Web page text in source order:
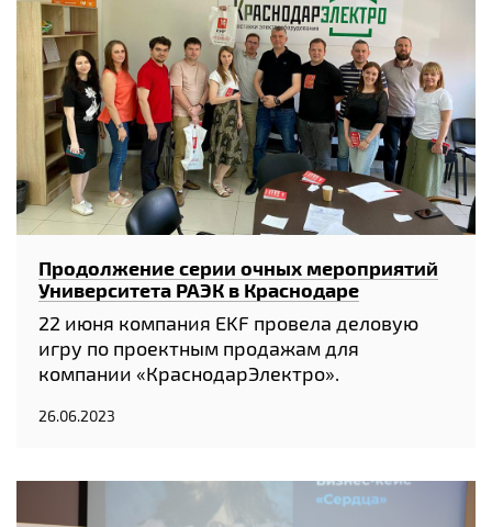
Продолжение серии очных мероприятий
Университета РАЭК в Краснодаре
22 июня компания EKF провела деловую
игру по проектным продажам для
компании «КраснодарЭлектро».
26.06.2023